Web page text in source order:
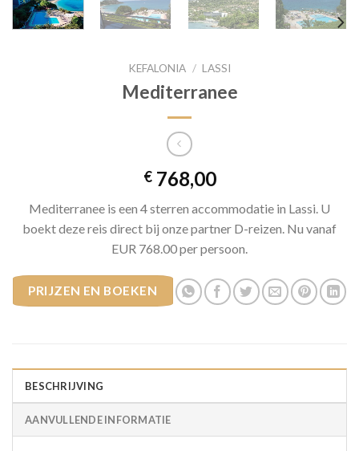
KEFALONIA / LASSI
Mediterranee
€768,00
Mediterranee is een 4 sterren accommodatie in Lassi. U
boekt deze reis direct bij onze partner D-reizen. Nu vanaf
EUR 768.00 per persoon.
PRIJZEN EN BOEKEN
BESCHRIJVING
AANVULLENDE INFORMATIE